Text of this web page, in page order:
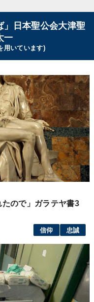
」日本聖公会大津聖
一
用いています)
ので」ガラテヤ書3
信仰 忠誠